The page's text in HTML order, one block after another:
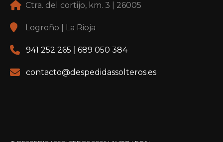
Ctra. del cortijo, km. 3 | 26005
Logroño | La Rioja
941 252 265 689 050 384
contacto@despedidassolteros.es